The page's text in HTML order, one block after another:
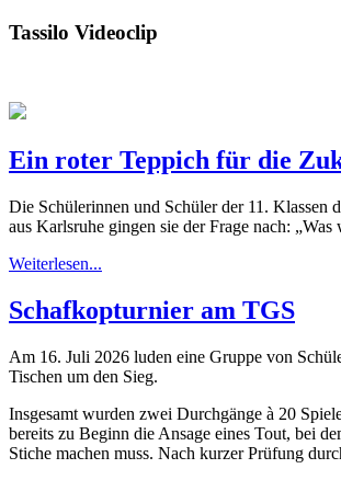
Tassilo Videoclip
Ein roter Teppich für die
Die Schülerinnen und Schüler der 11. Klassen
aus Karlsruhe gingen sie der Frage nach:
Weiterlesen...
Schafkopturnier am TGS
Am 16. Juli 2026 luden eine Gruppe von
Tischen um den Sieg.
Insgesamt wurden zwei Durchgänge à 20
bereits zu Beginn die Ansage eines Tout, bei
Stiche machen muss. Nach kurzer Prüfung